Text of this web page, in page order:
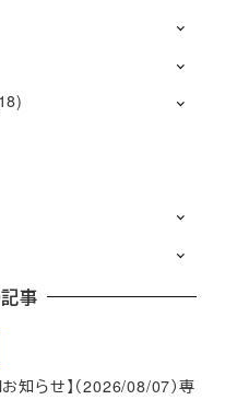
事
知らせ】（2026/08/07）専